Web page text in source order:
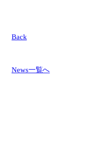
Back
News一覧へ